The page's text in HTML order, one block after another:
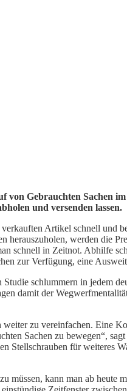
von Gebrauchten Sachen
und versenden lassen.
Artikel schnell und
werden die
schnell in Zeitnot. Abhilfe
zur Verfügung, eine
schlummern in jedem
damit der
zu vereinfachen. Eine
Sachen zu bewegen“,
Stellschrauben für weiteres
müssen, kann man ab heute